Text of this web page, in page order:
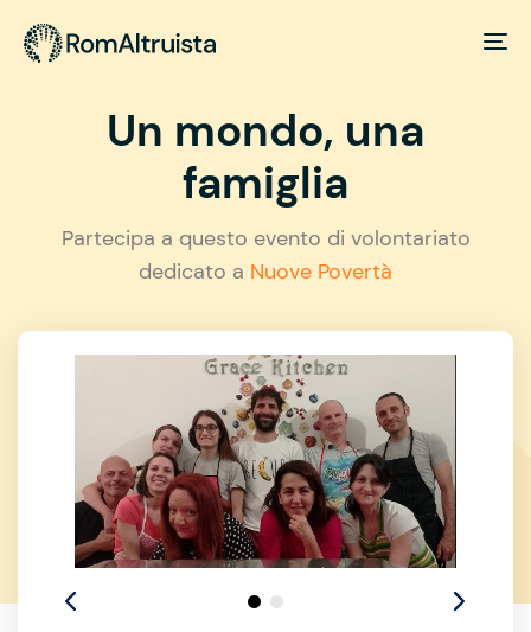
Un mondo, una
famiglia
Partecipa a questo evento di volontariato
dedicato a Nuove Povertà